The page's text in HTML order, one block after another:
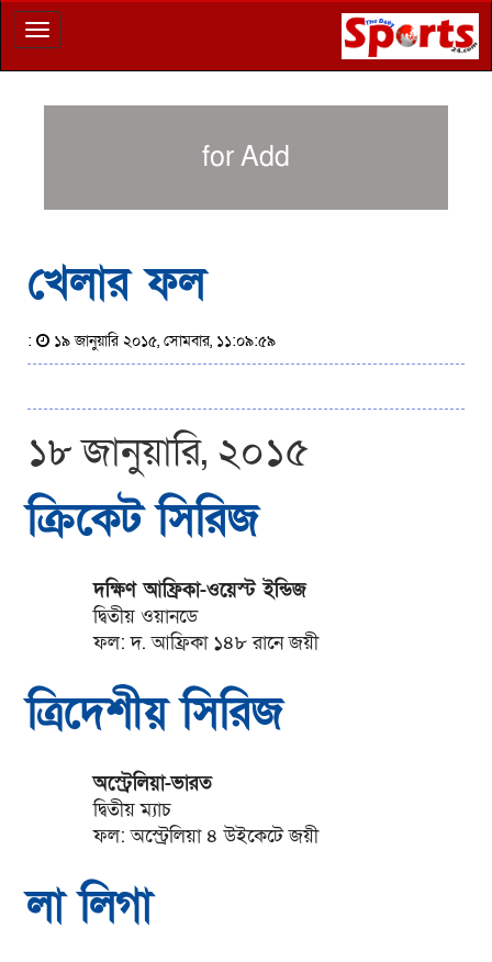
Toggle
navigation
for Add
খেলার ফল
: ১৯ জানুয়ারি ২০১৫, সোমবার, ১১:০৯:৫৯
১৮ জানুয়ারি, ২০১৫
ক্রিকেট সিরিজ
দক্ষিণ আফ্রিকা-ওয়েস্ট ইন্ডিজ
দ্বিতীয় ওয়ানডে
ফল: দ. আফ্রিকা ১৪৮ রানে জয়ী
ত্রিদেশীয় সিরিজ
অস্ট্রেলিয়া-ভারত
দ্বিতীয় ম্যাচ
ফল: অস্ট্রেলিয়া ৪ উইকেটে জয়ী
লা লিগা